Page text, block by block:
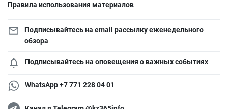
Правила использования материалов
Подписывайтесь на email рассылку еженедельного
обзора
Подписывайтесь на оповещения о важных событиях
WhatsApp +7 771 228 04 01